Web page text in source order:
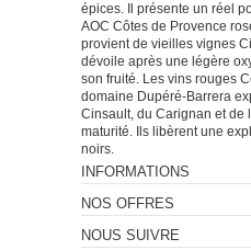
épices. Il présente un réel
AOC Côtes de Provence
provient de vieilles vignes
dévoile après une légère
son fruité. Les vins rouges
domaine Dupéré-Barrera
Cinsault, du Carignan et de
maturité. Ils libèrent une
noirs.
INFORMATIONS
NOS OFFRES
NOUS SUIVRE